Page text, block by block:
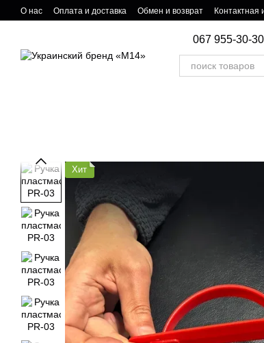
Перейти к основному контенту
О нас Оплата и доставка Обмен и возврат
067 955-30-30
Хит